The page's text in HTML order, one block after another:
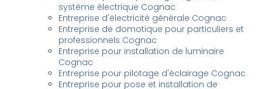
système électrique Cognac
Entreprise d'électricité générale Cognac
Entreprise de domotique pour particuliers et
professionnels Cognac
Entreprise pour installation de luminaire
Cognac
Entreprise pour pilotage d'éclairage Cognac
Entreprise pour pose et installation de